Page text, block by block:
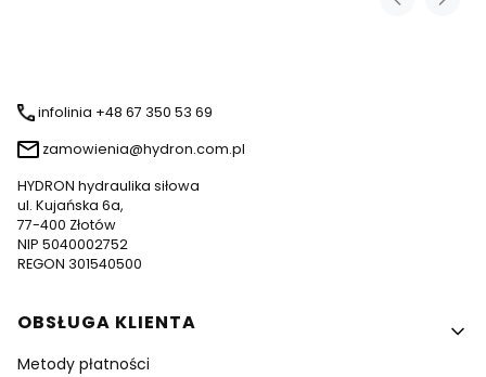
infolinia +48 67 350 53 69
zamowienia@hydron.com.pl
HYDRON hydraulika siłowa
ul. Kujańska 6a,
77-400 Złotów
NIP 5040002752
REGON 301540500
Linki w stopce
OBSŁUGA KLIENTA
Metody płatności